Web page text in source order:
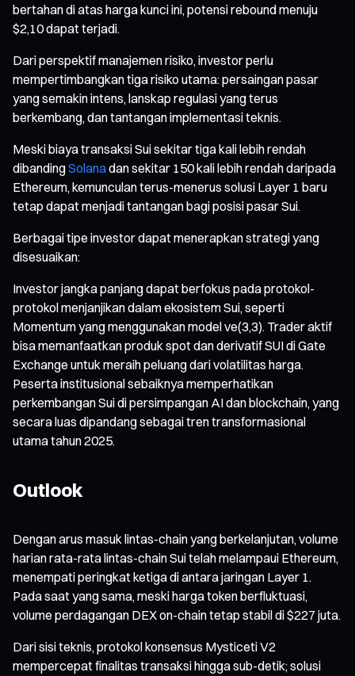
bertahan di atas harga kunci ini, potensi rebound menuju
$2,10 dapat terjadi.
Dari perspektif manajemen risiko, investor perlu
mempertimbangkan tiga risiko utama: persaingan pasar
yang semakin intens, lanskap regulasi yang terus
berkembang, dan tantangan implementasi teknis.
Meski biaya transaksi Sui sekitar tiga kali lebih rendah
dibandingSolanadan sekitar 150 kali lebih rendah daripada
Ethereum, kemunculan terus-menerus solusi Layer 1 baru
tetap dapat menjadi tantangan bagi posisi pasar Sui.
Berbagai tipe investor dapat menerapkan strategi yang
disesuaikan:
Investor jangka panjang dapat berfokus pada protokol-
protokol menjanjikan dalam ekosistem Sui, seperti
Momentum yang menggunakan model ve(3,3). Trader aktif
bisa memanfaatkan produk spot dan derivatif SUI di Gate
Exchange untuk meraih peluang dari volatilitas harga.
Peserta institusional sebaiknya memperhatikan
perkembangan Sui di persimpangan AI dan blockchain, yang
secara luas dipandang sebagai tren transformasional
utama tahun 2025.
Outlook
Dengan arus masuk lintas-chain yang berkelanjutan, volume
harian rata-rata lintas-chain Sui telah melampaui Ethereum,
menempati peringkat ketiga di antara jaringan Layer 1.
Pada saat yang sama, meski harga token berfluktuasi,
volume perdagangan DEX on-chain tetap stabil di $227 juta.
Dari sisi teknis, protokol konsensus Mysticeti V2
mempercepat finalitas transaksi hingga sub-detik; solusi